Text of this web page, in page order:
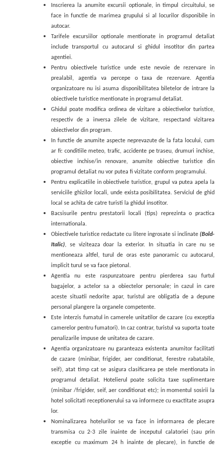
Inscrierea la anumite excursii optionale, in timpul circuitului, se
face in functie de marimea grupului si al locurilor disponibile in
autocar.
Tarifele excursiilor optionale mentionate in programul detaliat
include transportul cu autocarul si ghidul insotitor din partea
agentiei.
Pentru obiectivele turistice unde este nevoie de rezervare in
prealabil, agentia va percepe o taxa de rezervare. Agentia
organizatoare nu isi asuma disponibilitatea biletelor de intrare la
obiectivele turistice mentionate in programul detaliat.
Ghidul poate modifica ordinea de vizitare a obiectivelor turistice,
respectiv de a inversa zilele de vizitare, respectand vizitarea
obiectivelor din program.
In functie de anumite aspecte neprevazute de la fata locului, cum
ar fi: conditiile meteo, trafic, accidente pe traseu, drumuri inchise,
obiective inchise/in renovare, anumite obiective turistice din
programul detaliat nu vor putea fi vizitate conform programului.
Pentru explicatiile in obiectivele turistice, grupul va putea apela la
serviciile ghizilor locali, unde exista posibilitatea. Serviciul de ghid
local se achita de catre turisti la ghidul insotitor.
Bacsisurile pentru prestatorii locali (tips) reprezinta o practica
internationala.
Obiectivele turistice redactate cu litere ingrosate si inclinate (Bold-
Italic), se viziteaza doar la exterior. In situatia in care nu se
mentioneaza altfel, turul de oras este panoramic cu autocarul,
implicit turul se va face pietonal.
Agentia nu este raspunzatoare pentru pierderea sau furtul
bagajelor, a actelor sa a obiectelor personale; in cazul in care
aceste situatii nedorite apar, turistul are obligatia de a depune
personal plangere la organele competente.
Este interzis fumatul in camerele unitatilor de cazare (cu exceptia
camerelor pentru fumatori). In caz contrar, turistul va suporta toate
penalizarile impuse de unitatea de cazare.
Agentia organizatoare nu garanteaza existenta anumitor facilitati
de cazare (minibar, frigider, aer conditionat, ferestre rabatabile,
seif), atat timp cat se asigura clasificarea pe stele mentionata in
programul detaliat. Hotelierul poate solicita taxe suplimentare
(minibar /frigider, seif, aer conditionat etc); in momentul sosirii la
hotel solicitati receptionerului sa va informeze cu exactitate asupra
lor.
Nominalizarea hotelurilor se va face in informarea de plecare
transmisa cu 2-3 zile inainte de inceputul calatoriei (sau prin
exceptie cu maximum 24 h inainte de plecare), in functie de